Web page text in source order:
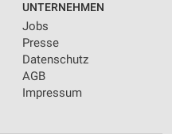
UNTERNEHMEN
Jobs
Presse
Datenschutz
AGB
Impressum